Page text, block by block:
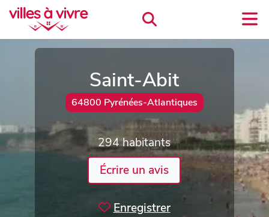
Saint-Abit
64800 Pyrénées-Atlantiques
294 habitants
Écrire un avis
Enregistrer